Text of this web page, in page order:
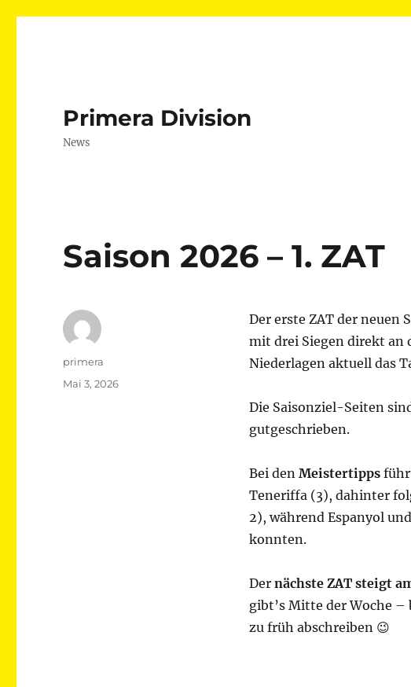
Primera Division
News
Saison 2026 – 1. ZAT
Der erste ZAT der neuen
mit drei Siegen direkt an
Niederlagen aktuell das
Die Saisonziel-Seiten
gutgeschrieben.
Bei den Meistertipps
Teneriffa (3), dahinter
2), während Espanyol
konnten.
Der nächste ZAT steigt
gibt’s Mitte der Woche
zu früh abschreiben 😉
Autor
primera
Veröffentlicht
Mai 3, 2026